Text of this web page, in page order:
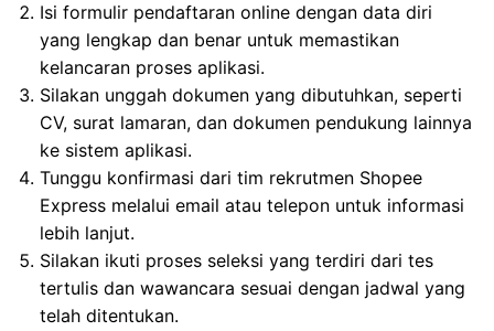
Isi formulir pendaftaran online dengan data diri
yang lengkap dan benar untuk memastikan
kelancaran proses aplikasi.
Silakan unggah dokumen yang dibutuhkan, seperti
CV, surat lamaran, dan dokumen pendukung lainnya
ke sistem aplikasi.
Tunggu konfirmasi dari tim rekrutmen Shopee
Express melalui email atau telepon untuk informasi
lebih lanjut.
Silakan ikuti proses seleksi yang terdiri dari tes
tertulis dan wawancara sesuai dengan jadwal yang
telah ditentukan.